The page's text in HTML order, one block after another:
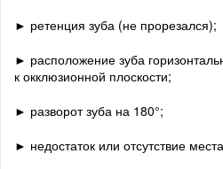
► ретенция зуба (не прорезался);
► расположение зуба
к окклюзионной плоскости;
► разворот зуба на 180°;
► недостаток или отсутствие